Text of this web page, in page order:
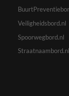
Veiligheidsbord.nl
Spoorwegbord.nl
Straatnaambord.nl